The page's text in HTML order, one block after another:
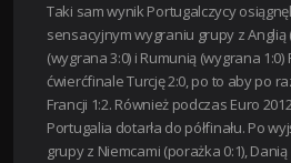
Taki sam wynik Portugalczycy
sensacyjnym wygraniu grupy z Anglią
(wygrana 3:0) i Rumunią (wygrana
ćwierćfinale Turcję 2:0, po to aby po
Francji 1:2. Również podczas Euro
Portugalia dotarła do półfinału. Po
grupy z Niemcami (porażka 0:1),